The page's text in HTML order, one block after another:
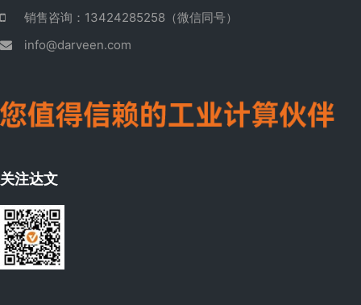
销售咨询：13424285258（微信同号）
info@darveen.com
关注达文